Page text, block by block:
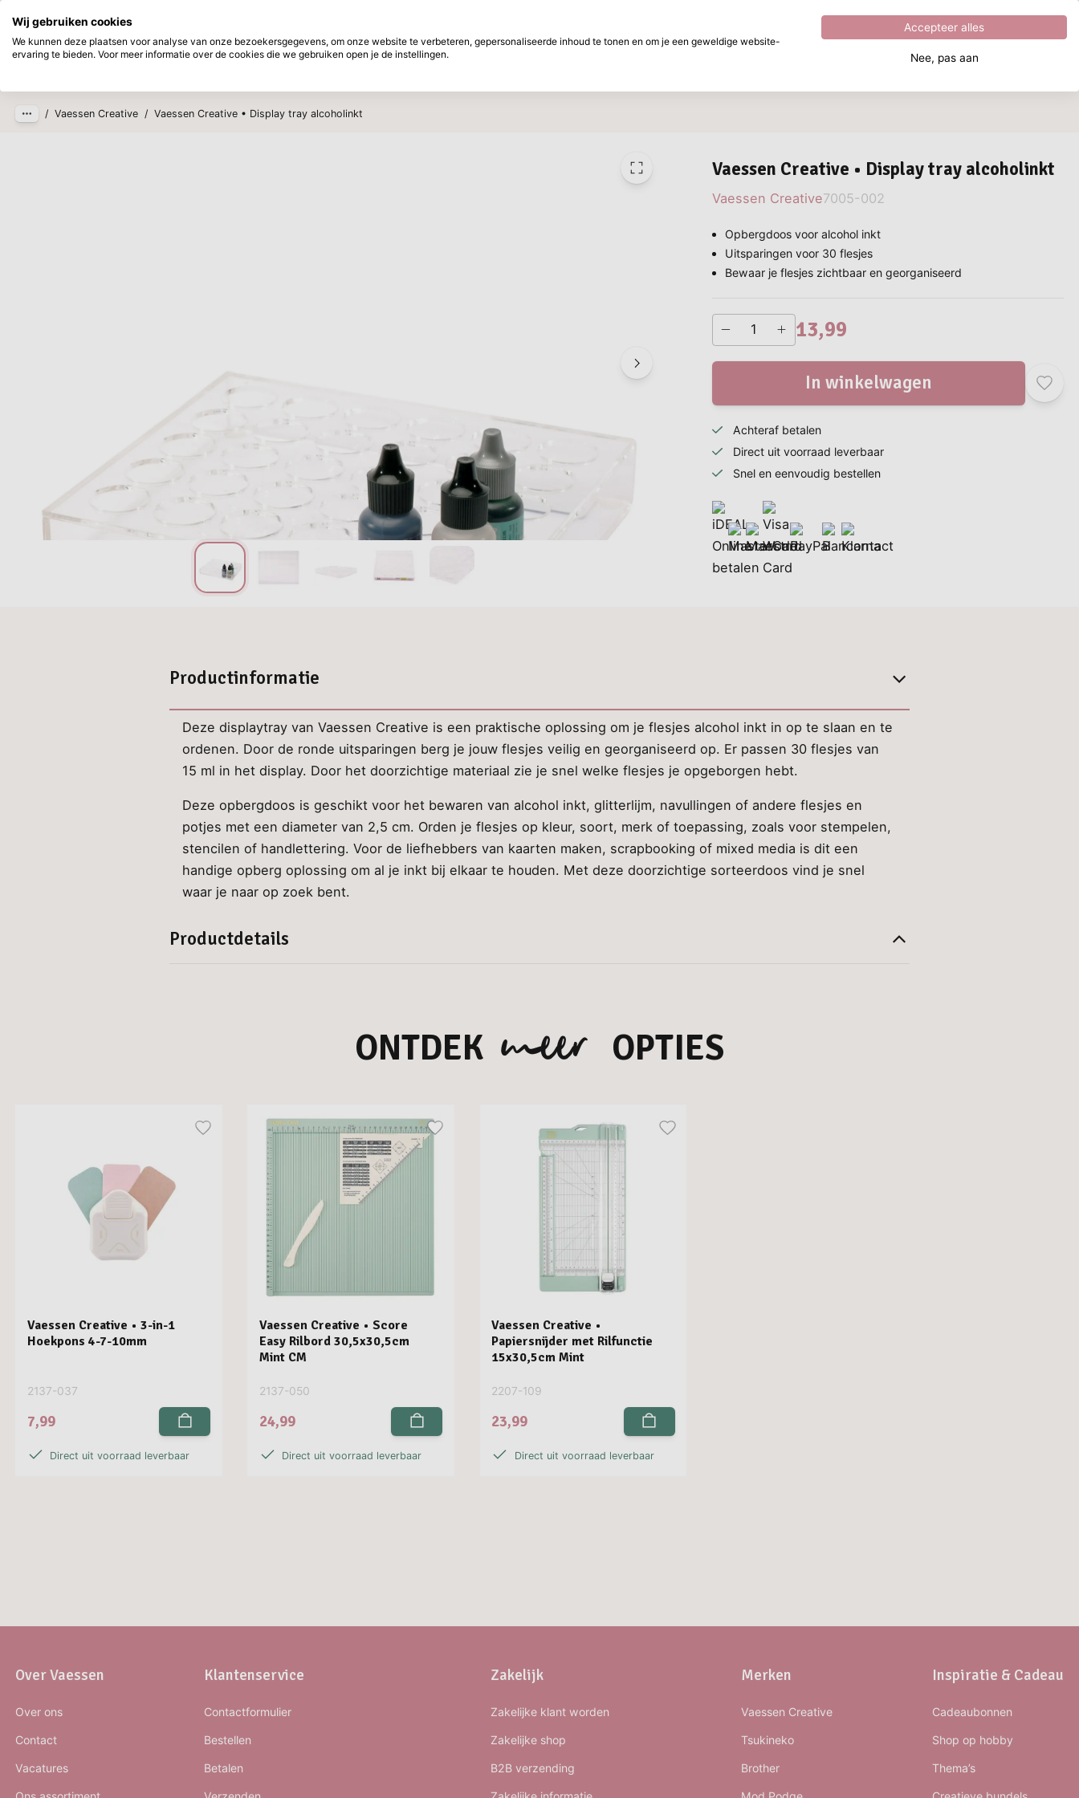
Ga naar hoofdinhoud
Uitstekend 4.8uit5
Verwacht Merken
/ Vaessen Creative / Vaessen Creative • Display tray alcoholinkt
Vaessen Creative • Display tray alcoholinkt
Vaessen Creative7005-002
Opbergdoos voor alcohol inkt
Uitsparingen voor 30 flesjes
Bewaar je flesjes zichtbaar en georganiseerd
13,99
In winkelwagen
Achteraf betalen
Direct uit voorraad leverbaar
Snel en eenvoudig bestellen
Productinformatie
Deze displaytray van Vaessen Creative is een praktische oplossing om je flesjes alcohol inkt in op te slaan en te
ordenen. Door de ronde uitsparingen berg je jouw flesjes veilig en georganiseerd op. Er passen 30 flesjes van
15 ml in het display. Door het doorzichtige materiaal zie je snel welke flesjes je opgeborgen hebt.
Deze opbergdoos is geschikt voor het bewaren van alcohol inkt, glitterlijm, navullingen of andere flesjes en
potjes met een diameter van 2,5 cm. Orden je flesjes op kleur, soort, merk of toepassing, zoals voor stempelen,
stencilen of handlettering. Voor de liefhebbers van kaarten maken, scrapbooking of mixed media is dit een
handige opberg oplossing om al je inkt bij elkaar te houden. Met deze doorzichtige sorteerdoos vind je snel
waar je naar op zoek bent.
Productdetails
ONTDEK meer OPTIES
Vaessen Creative • 3-in-1
Hoekpons 4-7-10mm
2137-037
7,99
Direct uit voorraad leverbaar
Vaessen Creative • Score
Easy Rilbord 30,5x30,5cm
Mint CM
2137-050
24,99
Direct uit voorraad leverbaar
Vaessen Creative •
Papiersnijder met Rilfunctie
15x30,5cm Mint
2207-109
23,99
Direct uit voorraad leverbaar
Over Vaessen
Over ons
Contact
Vacatures
Klantenservice
Contactformulier
Bestellen
Betalen
Zakelijk
Zakelijke klant worden
Zakelijke shop
B2B verzending
Merken
Vaessen Creative
Tsukineko
Brother
Inspiratie & Cadeau
Cadeaubonnen
Shop op hobby
Thema’s
Wij gebruiken cookies
We kunnen deze plaatsen voor analyse van onze bezoekersgegevens, om onze website te verbeteren, gepersonaliseerde inhoud te tonen en om je een geweldige website-
ervaring te bieden. Voor meer informatie over de cookies die we gebruiken open je de instellingen.
Accepteer alles
Nee, pas aan